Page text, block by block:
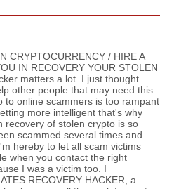
CRYPTOCURRENCY / HIRE A
IN RECOVERY YOUR STOLEN
matters a lot. I just thought
other people that may need this
to online scammers is too rampant
more intelligent that's why
recovery of stolen crypto is so
scammed several times and
hereby to let all scam victims
when you contact the right
I was a victim too. I
RECOVERY HACKER, a